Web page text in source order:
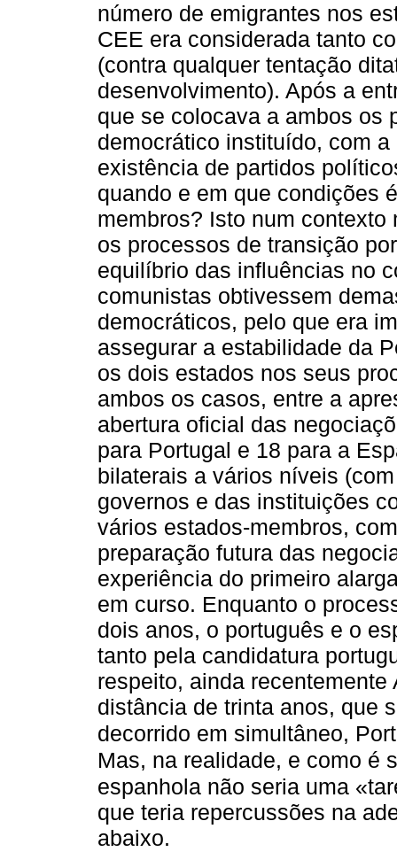
número de emigrantes nos
CEE era considerada tanto
(contra qualquer tentação
desenvolvimento). Após a
que se colocava a ambos os
democrático instituído, com
existência de partidos
quando e em que condições
membros? Isto num
os processos de transição
equilíbrio das influências no
comunistas obtivessem
democráticos, pelo que era
assegurar a estabilidade da
os dois estados nos seus
ambos os casos, entre a
abertura oficial das
para Portugal e 18 para a
bilaterais a vários níveis
governos e das instituições
vários estados-membros,
preparação futura das
experiência do primeiro
em curso. Enquanto o
dois anos, o português e o
tanto pela candidatura
respeito, ainda
distância de trinta anos, que
decorrido em simultâneo,
Mas, na realidade, e como é
espanhola não seria uma
que teria repercussões na
abaixo.